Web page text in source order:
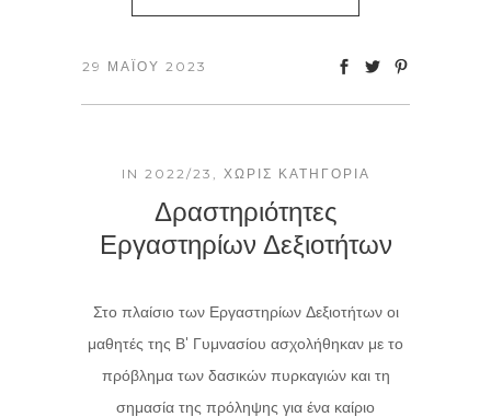
29 ΜΑΪ́ΟΥ 2023
IN 2022/23 , ΧΩΡΊΣ ΚΑΤΗΓΟΡΊΑ
Δραστηριότητες
Εργαστηρίων Δεξιοτήτων
Στο πλαίσιο των Εργαστηρίων Δεξιοτήτων οι
μαθητές της Β' Γυμνασίου ασχολήθηκαν με το
πρόβλημα των δασικών πυρκαγιών και τη
σημασία της πρόληψης για ένα καίριο